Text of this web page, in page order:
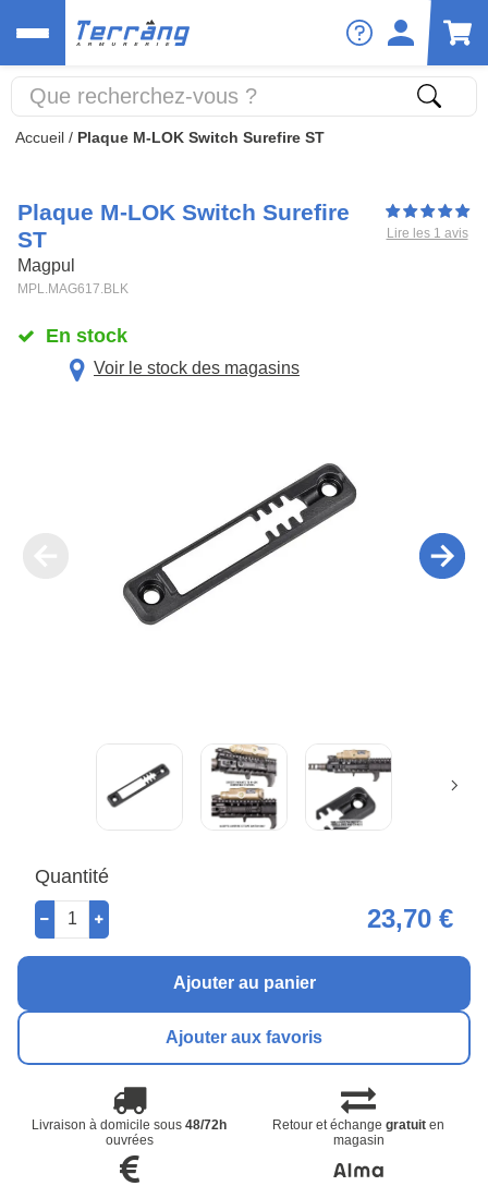
Accueil / Plaque M-LOK Switch Surefire ST
Plaque M-LOK Switch Surefire
ST
Magpul
MPL.MAG617.BLK
Lire les 1 avis
En stock
Voir le stock des magasins
Quantité
23,70 €
Ajouter au panier
Ajouter aux favoris
Livraison à domicile sous48/72h
ouvrées
Retour et échangegratuit en
magasin